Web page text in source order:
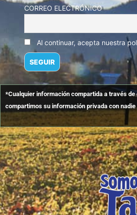
CORREO ELECTRÓNICO
Al continuar, acepta nuestra
*Cualquier información compartida a través
compartimos su información privada con